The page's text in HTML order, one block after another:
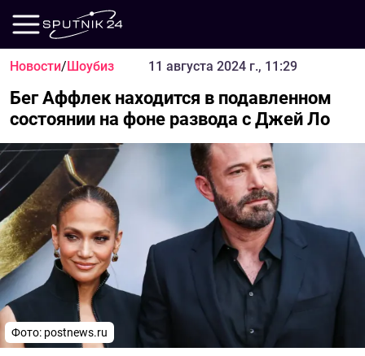
Новости/Шоубиз 11 августа 2024 г., 11:29
Бег Аффлек находится в подавленном
состоянии на фоне развода с Джей Ло
Фото: postnews.ru